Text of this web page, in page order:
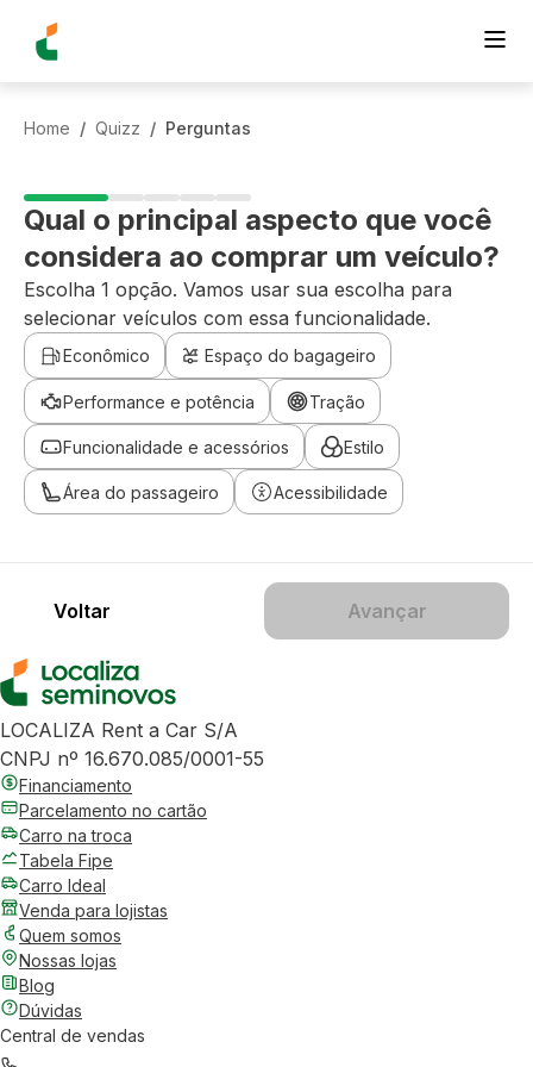
Home / Quizz / Perguntas
Qual o principal aspecto que você
considera ao comprar um veículo?
Escolha 1 opção. Vamos usar sua escolha para
selecionar veículos com essa funcionalidade.
Econômico Espaço do bagageiro
Performance e potência Tração
Funcionalidade e acessórios Estilo
Área do passageiro Acessibilidade
Voltar Avançar
LOCALIZA Rent a Car S/A
CNPJ nº 16.670.085/0001-55
Financiamento
Parcelamento no cartão
Carro na troca
Tabela Fipe
Carro Ideal
Venda para lojistas
Quem somos
Nossas lojas
Blog
Dúvidas
Central de vendas